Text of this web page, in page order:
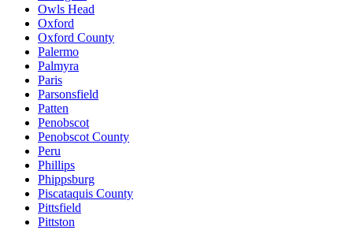
Owls Head
Oxford
Oxford County
Palermo
Palmyra
Paris
Parsonsfield
Patten
Penobscot
Penobscot County
Peru
Phillips
Phippsburg
Piscataquis County
Pittsfield
Pittston